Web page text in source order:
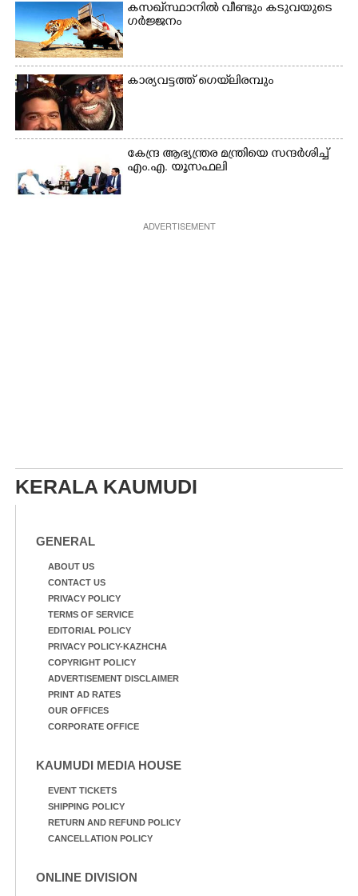
കസഖ്‌സ്ഥാനിൽ വീണ്ടും കടുവയുടെ
ഗർജ്ജനം
കാര്യവട്ടത്ത് ഗെയ്‌ലിരമ്പും
കേന്ദ്ര ആഭ്യന്ത്രര മന്ത്രിയെ സന്ദർശിച്ച്
എം.എ. യൂസഫലി
ADVERTISEMENT
KERALA KAUMUDI
GENERAL
ABOUT US
CONTACT US
PRIVACY POLICY
TERMS OF SERVICE
EDITORIAL POLICY
PRIVACY POLICY-KAZHCHA
COPYRIGHT POLICY
ADVERTISEMENT DISCLAIMER
PRINT AD RATES
OUR OFFICES
CORPORATE OFFICE
KAUMUDI MEDIA HOUSE
EVENT TICKETS
SHIPPING POLICY
RETURN AND REFUND POLICY
CANCELLATION POLICY
ONLINE DIVISION